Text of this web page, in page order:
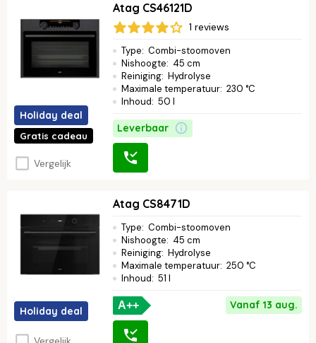
Holiday deal
Gratis cadeau
Vergelijk
Atag CS46121D
1 reviews
Type: Combi-stoomoven
Nishoogte: 45 cm
Reiniging: Hydrolyse
Maximale temperatuur: 230 °C
Inhoud: 50 l
Leverbaar
Holiday deal
Atag CS8471D
Type: Combi-stoomoven
Nishoogte: 45 cm
Reiniging: Hydrolyse
Maximale temperatuur: 250 °C
Inhoud: 51 l
A++ Vanaf 13 aug.